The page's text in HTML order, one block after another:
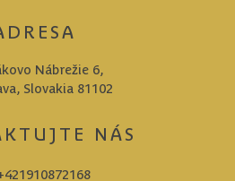
Nábrežie 6,
Slovakia 81102
NÁS